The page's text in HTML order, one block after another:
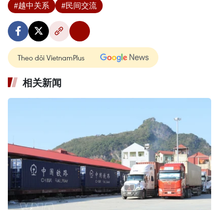
#越中关系 #民间交流
Theo dõi VietnamPlus
相关新闻